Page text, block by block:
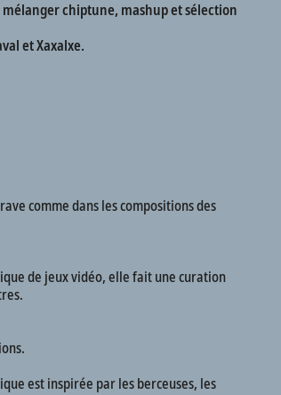
chiptune, mashup et sélection
et Xaxalxe.
comme dans les compositions des
de jeux vidéo, elle fait une curation
est inspirée par les berceuses, les